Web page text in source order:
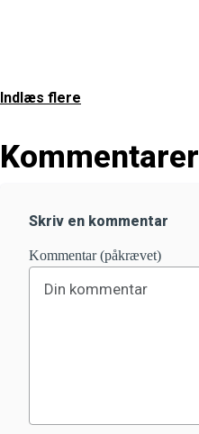
Indlæs flere
Kommentarer
Skriv en kommentar
Kommentar (påkrævet)